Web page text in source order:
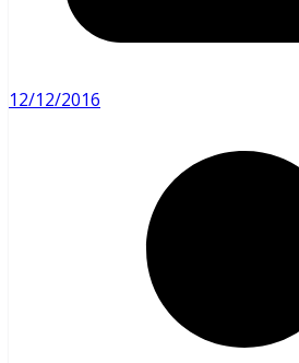
12/12/2016